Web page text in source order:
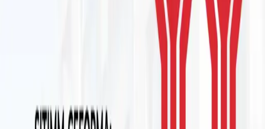
私たちの組合教育および職業訓練プログラムの一環として、
「共同労働委員会」コースが、今年の4月24日金曜日、午前10
時から午後1時45分まで、SITIMM本部で直接開催されます。
セフォルマ: イラプアト・モデルナ (Victorino de las Fuentes
Street No 944、Prolongación Moderna);組合顧問、書記長、
セフォルマ イラプアト
詳細を表示